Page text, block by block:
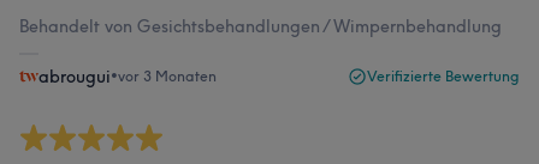
Behandelt von Gesichtsbehandlungen / Wimpernbehandlung
abrougui•vor 3 Monaten Verifizierte Bewertung